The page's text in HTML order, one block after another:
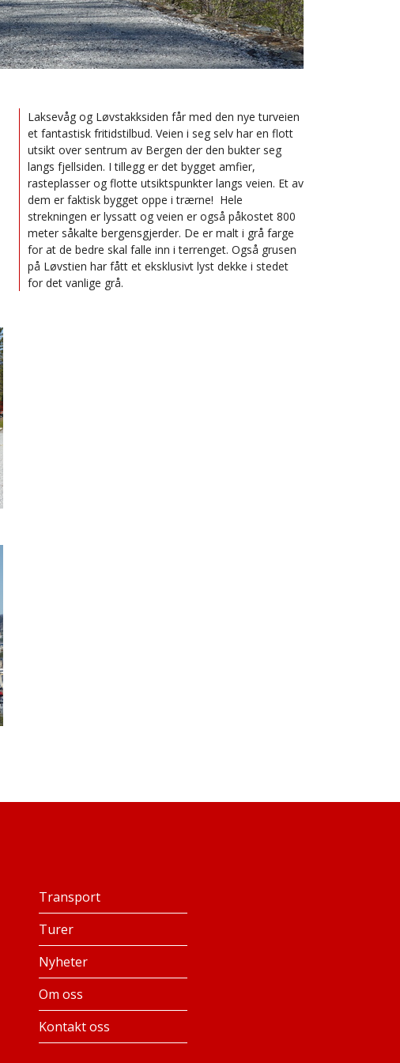
Laksevåg og Løvstakksiden får med den nye turveien
et fantastisk fritidstilbud. Veien i seg selv har en flott
utsikt over sentrum av Bergen der den bukter seg
langs fjellsiden. I tillegg er det bygget amfier,
rasteplasser og flotte utsiktspunkter langs veien. Et av
dem er faktisk bygget oppe i trærne! Hele
strekningen er lyssatt og veien er også påkostet 800
meter såkalte bergensgjerder. De er malt i grå farge
for at de bedre skal falle inn i terrenget. Også grusen
på Løvstien har fått et eksklusivt lyst dekke i stedet
for det vanlige grå.
Transport
Turer
Nyheter
Om oss
Kontakt oss